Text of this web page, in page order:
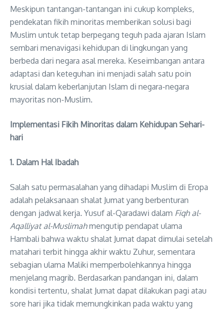
Meskipun tantangan-tantangan ini cukup kompleks,
pendekatan fikih minoritas memberikan solusi bagi
Muslim untuk tetap berpegang teguh pada ajaran Islam
sembari menavigasi kehidupan di lingkungan yang
berbeda dari negara asal mereka. Keseimbangan antara
adaptasi dan keteguhan ini menjadi salah satu poin
krusial dalam keberlanjutan Islam di negara-negara
mayoritas non-Muslim.
Implementasi Fikih Minoritas dalam Kehidupan Sehari-
hari
1. Dalam Hal Ibadah
Salah satu permasalahan yang dihadapi Muslim di Eropa
adalah pelaksanaan shalat Jumat yang berbenturan
dengan jadwal kerja. Yusuf al-Qaradawi dalam Fiqh al-
Aqalliyat al-Muslimahmengutip pendapat ulama
Hambali bahwa waktu shalat Jumat dapat dimulai setelah
matahari terbit hingga akhir waktu Zuhur, sementara
sebagian ulama Maliki memperbolehkannya hingga
menjelang magrib. Berdasarkan pandangan ini, dalam
kondisi tertentu, shalat Jumat dapat dilakukan pagi atau
sore hari jika tidak memungkinkan pada waktu yang